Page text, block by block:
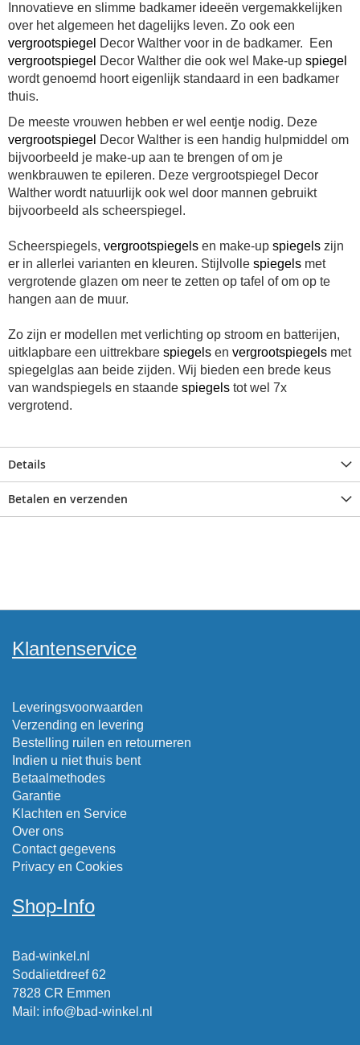
Innovatieve en slimme badkamer ideeën vergemakkelijken
over het algemeen het dagelijks leven. Zo ook een
vergrootspiegel Decor Walther voor in de badkamer. Een
vergrootspiegel Decor Walther die ook wel Make-up spiegel
wordt genoemd hoort eigenlijk standaard in een badkamer
thuis.
De meeste vrouwen hebben er wel eentje nodig. Deze
vergrootspiegel Decor Walther is een handig hulpmiddel om
bijvoorbeeld je make-up aan te brengen of om je
wenkbrauwen te epileren. Deze vergrootspiegel Decor
Walther wordt natuurlijk ook wel door mannen gebruikt
bijvoorbeeld als scheerspiegel.
Scheerspiegels, vergrootspiegels en make-up spiegels zijn
er in allerlei varianten en kleuren. Stijlvolle spiegels met
vergrotende glazen om neer te zetten op tafel of om op te
hangen aan de muur.
Zo zijn er modellen met verlichting op stroom en batterijen,
uitklapbare een uittrekbare spiegels en vergrootspiegels met
spiegelglas aan beide zijden. Wij bieden een brede keus
van wandspiegels en staande spiegels tot wel 7x
vergrotend.
Details
Betalen en verzenden
Klantenservice
Leveringsvoorwaarden
Verzending en levering
Bestelling ruilen en retourneren
Indien u niet thuis bent
Betaalmethodes
Garantie
Klachten en Service
Over ons
Contact gegevens
Privacy en Cookies
Shop-Info
Bad-winkel.nl
Sodalietdreef 62
7828 CR Emmen
Mail : info@bad-winkel.nl